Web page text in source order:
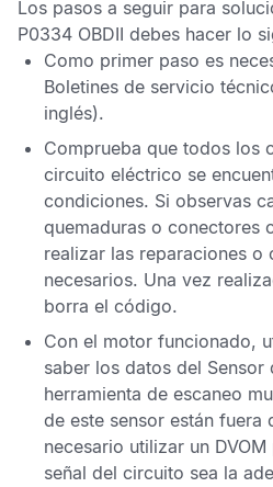
Los pasos a seguir para
P0334 OBDII debes hacer lo
Como primer paso es
Boletines de servicio
inglés).
Comprueba que todos los
circuito eléctrico se
condiciones. Si observas
quemaduras o conectores
realizar las reparaciones o
necesarios. Una vez
borra el código.
Con el motor funcionado,
saber los datos del Sensor
herramienta de escaneo
de este sensor están fuera
necesario utilizar un DVOM
señal del circuito sea la